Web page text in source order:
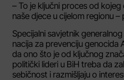
– To je ključni proces od
naše djece u cijelom regionu
Specijalni savjetnik
nacija za prevenciju genocida
da ono što je od ključnog
politički lideri u BiH treba da
sebičnost i razmišljaju o